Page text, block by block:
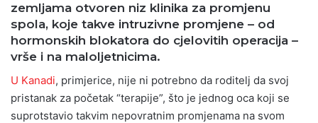
zemljama otvoren niz klinika za promjenu
spola, koje takve intruzivne promjene – od
hormonskih blokatora do cjelovitih operacija –
vrše i na maloljetnicima.
U Kanadi, primjerice, nije ni potrebno da roditelj da svoj
pristanak za početak “terapije”, što je jednog oca koji se
suprotstavio takvim nepovratnim promjenama na svom